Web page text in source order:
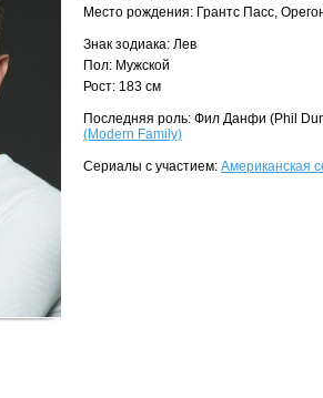
Место рождения: Грантс Пасс,
Знак зодиака: Лев
Пол: Мужской
Рост: 183 см
Последняя роль: Фил Данфи (Phil
(Modern Family)
Сериалы с участием: Американская